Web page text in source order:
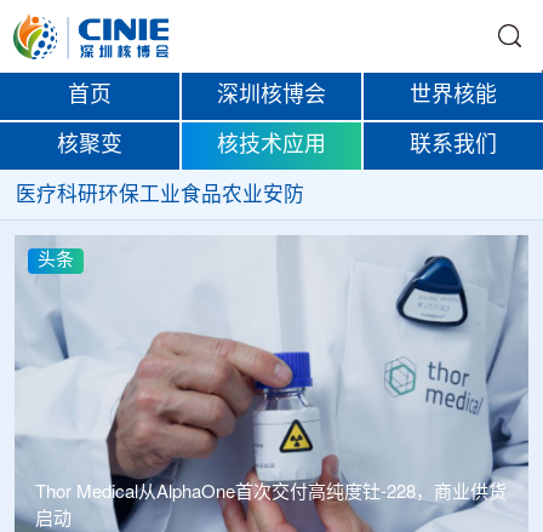
首页 深圳核博会 世界核能
核聚变 核技术应用 联系我们
医疗科研环保工业食品农业安防
头条
中广核达胜携手浙江嘉广束 打造国内首套全自主电子束固
化卷钢涂装产业链